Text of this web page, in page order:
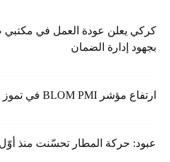
كركي يعلن عودة العمل في مكتبي
بجهود إدارة الضمان
ارتفاع مؤشر BLOM PMI في تموز إلى 50.7 نقطة
عبود: حركة المطار تحسّنت منذ